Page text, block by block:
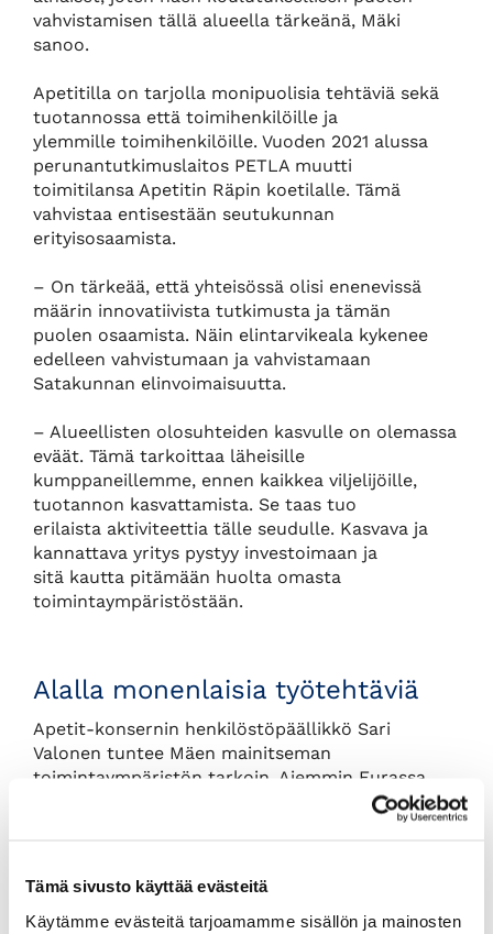
Tämä sivusto käyttää evästeitä
Käytämme evästeitä tarjoamamme sisällön ja mainosten
vahvistamisen tällä alueella tärkeänä, Mäki
sanoo.
Apetitilla on tarjolla monipuolisia tehtäviä sekä
tuotannossa että toimihenkilöille ja
ylemmille toimihenkilöille. Vuoden 2021 alussa
perunantutkimuslaitos PETLA muutti
toimitilansa Apetitin Räpin koetilalle. Tämä
vahvistaa entisestään seutukunnan
erityisosaamista.
– On tärkeää, että yhteisössä olisi enenevissä
määrin innovatiivista tutkimusta ja tämän
puolen osaamista. Näin elintarvikeala kykenee
edelleen vahvistumaan ja vahvistamaan
Satakunnan elinvoimaisuutta.
– Alueellisten olosuhteiden kasvulle on olemassa
eväät. Tämä tarkoittaa läheisille
kumppaneillemme, ennen kaikkea viljelijöille,
tuotannon kasvattamista. Se taas tuo
erilaista aktiviteettia tälle seudulle. Kasvava ja
kannattava yritys pystyy investoimaan ja
sitä kautta pitämään huolta omasta
toimintaympäristöstään.
Alalla monenlaisia työtehtäviä
Apetit-konsernin henkilöstöpäällikkö Sari
Valonen tuntee Mäen mainitseman
toimintaympäristön tarkoin. Aiemmin Eurassa
Biolan Oy:ssä ja Ulvilassa Cimcorp Oy:ssä
HR-tehtävissä työskennellyt Valonen vastaa
– Sydämeni on sykkinyt HR-puolelle jo reilun